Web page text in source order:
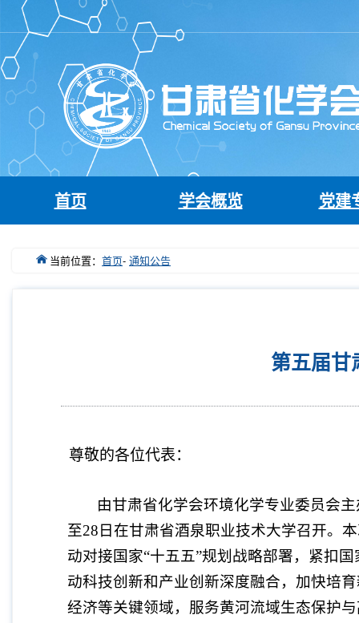
首页 学会概览 党建
当前位置： 首页- 通知公告
第五届甘
尊敬的各位代表：
由甘肃省化学会环境化学专业委员会
至28日在甘肃省酒泉职业技术大学召开。
动对接国家“十五五”规划战略部署，紧扣
动科技创新和产业创新深度融合，加快培
经济等关键领域，服务黄河流域生态保护